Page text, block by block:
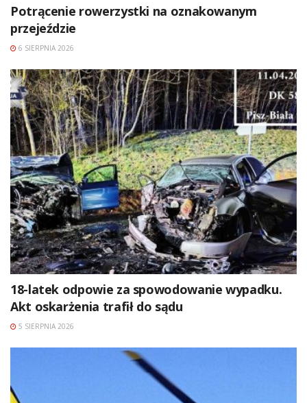
Potrącenie rowerzystki na oznakowanym
przejeździe
6 SIERPNIA 2026
18-latek odpowie za spowodowanie wypadku.
Akt oskarżenia trafił do sądu
5 SIERPNIA 2026